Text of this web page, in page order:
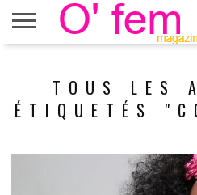
ÉTOILES
MENUS
TOUS LES
ÉTIQUETÉS